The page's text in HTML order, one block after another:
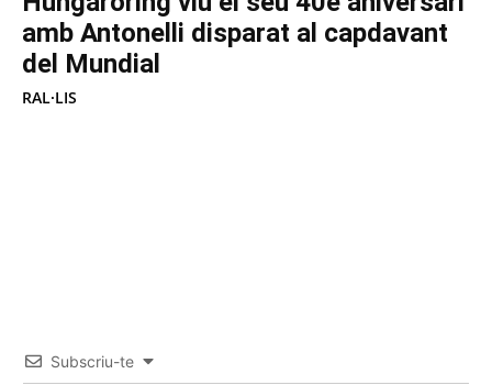
amb Antonelli disparat al capdavant
del Mundial
RAL·LIS
Subscriu-te